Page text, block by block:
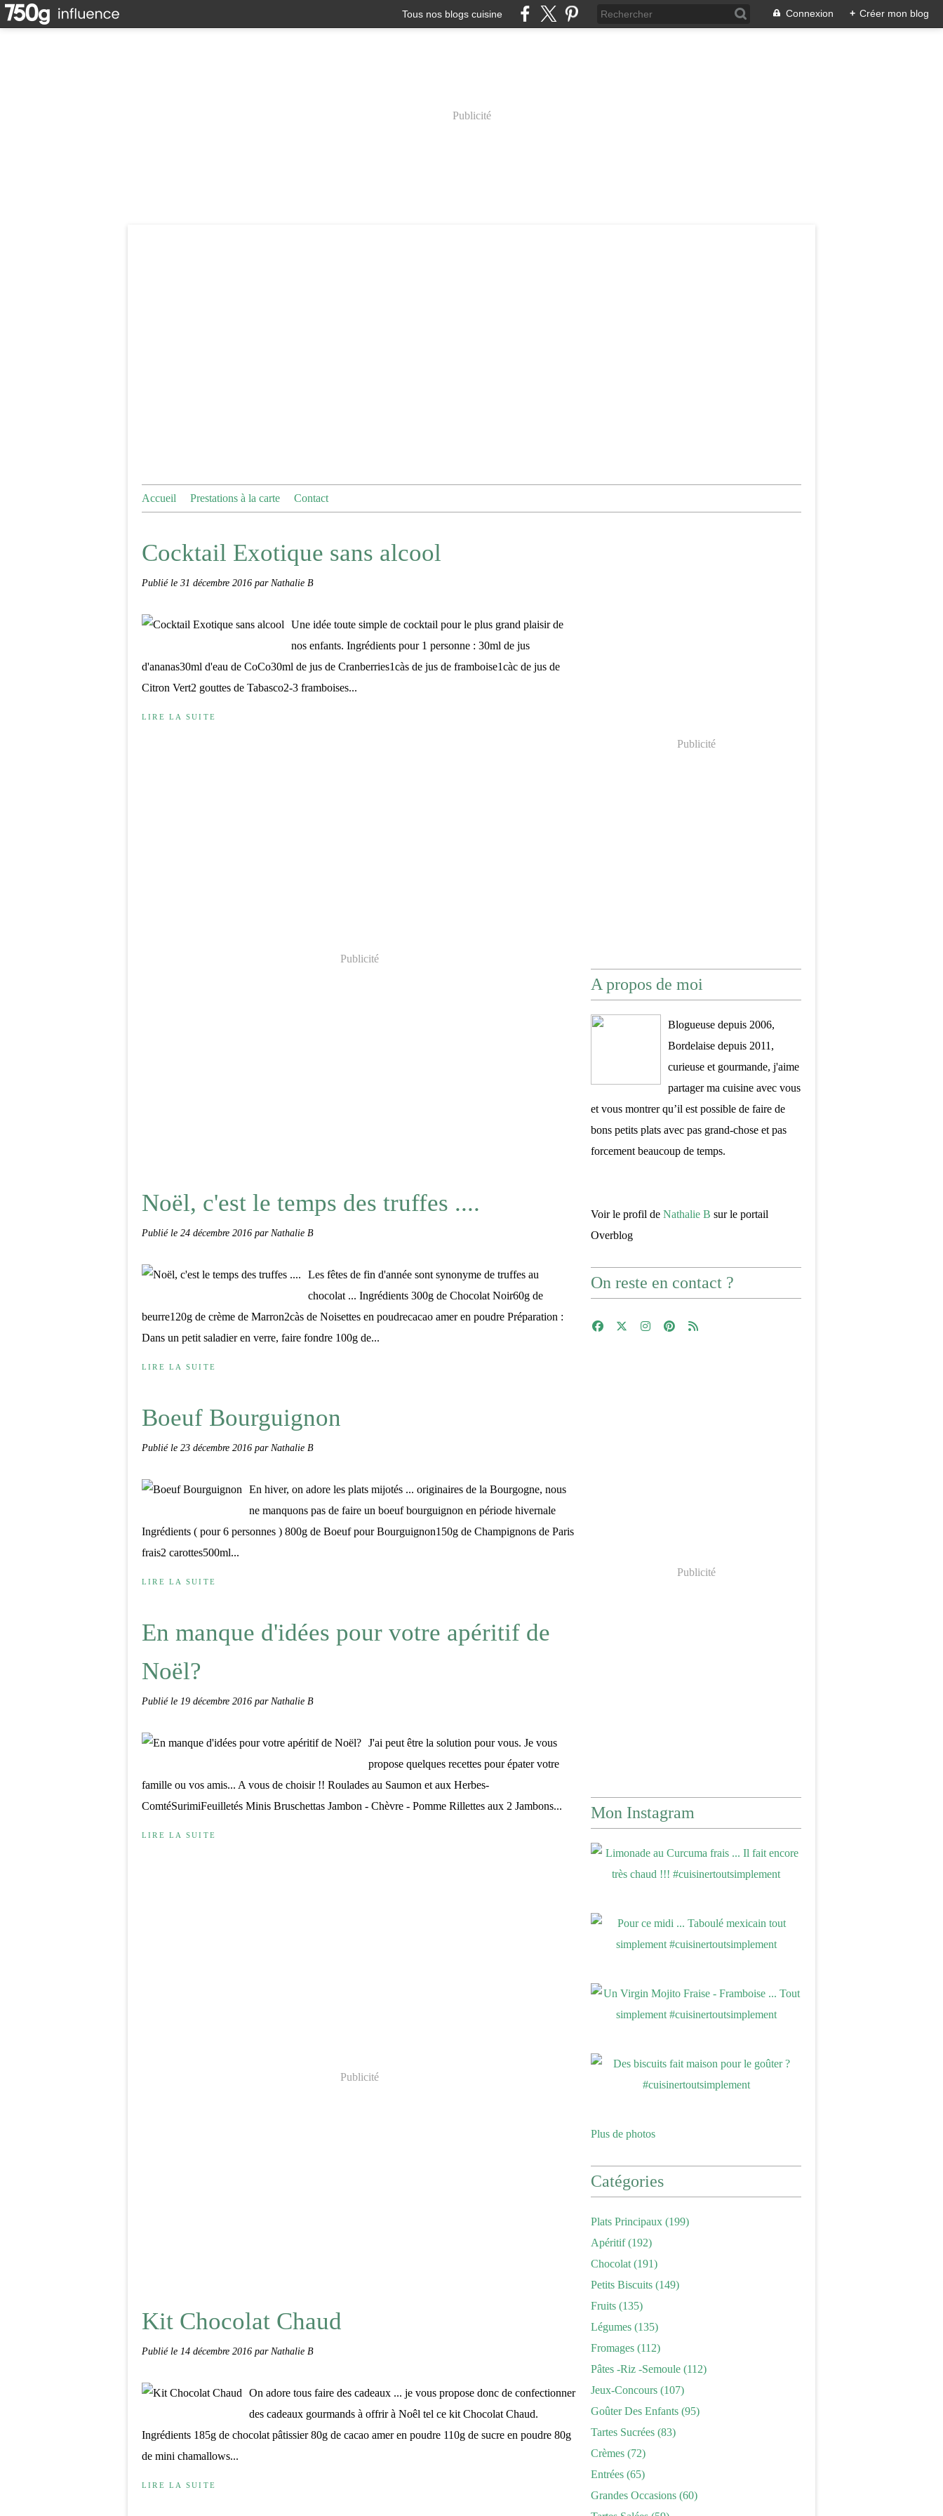
Tous nos blogs cuisine Connexion + Créer mon blog
Publicité
Accueil Prestations à la carte Contact
Cocktail Exotique sans alcool
Publié le 31 décembre 2016 par Nathalie B
Une idée toute simple de cocktail pour le plus grand plaisir de
nos enfants. Ingrédients pour 1 personne : 30ml de jus
d'ananas30ml d'eau de CoCo30ml de jus de Cranberries1càs de jus de framboise1càc de jus de
Citron Vert2 gouttes de Tabasco2-3 framboises...
LIRE LA SUITE
Publicité
Noël, c'est le temps des truffes ....
Publié le 24 décembre 2016 par Nathalie B
Les fêtes de fin d'année sont synonyme de truffes au
chocolat ... Ingrédients 300g de Chocolat Noir60g de
beurre120g de crème de Marron2càs de Noisettes en poudrecacao amer en poudre Préparation :
Dans un petit saladier en verre, faire fondre 100g de...
LIRE LA SUITE
Boeuf Bourguignon
Publié le 23 décembre 2016 par Nathalie B
En hiver, on adore les plats mijotés ... originaires de la Bourgogne, nous
ne manquons pas de faire un boeuf bourguignon en période hivernale
Ingrédients ( pour 6 personnes ) 800g de Boeuf pour Bourguignon150g de Champignons de Paris
frais2 carottes500ml...
LIRE LA SUITE
En manque d'idées pour votre apéritif de
Noël?
Publié le 19 décembre 2016 par Nathalie B
J'ai peut être la solution pour vous. Je vous
propose quelques recettes pour épater votre
famille ou vos amis... A vous de choisir !! Roulades au Saumon et aux Herbes-
ComtéSurimiFeuilletés Minis Bruschettas Jambon - Chèvre - Pomme Rillettes aux 2 Jambons...
LIRE LA SUITE
Publicité
Kit Chocolat Chaud
Publié le 14 décembre 2016 par Nathalie B
On adore tous faire des cadeaux ... je vous propose donc de confectionner
des cadeaux gourmands à offrir à Noêl tel ce kit Chocolat Chaud.
Ingrédients 185g de chocolat pâtissier 80g de cacao amer en poudre 110g de sucre en poudre 80g
de mini chamallows...
LIRE LA SUITE
Publicité
A propos de moi
Blogueuse depuis 2006,
Bordelaise depuis 2011,
curieuse et gourmande, j'aime
partager ma cuisine avec vous
et vous montrer qu’il est possible de faire de
bons petits plats avec pas grand-chose et pas
forcement beaucoup de temps.
Voir le profil de Nathalie B sur le portail
Overblog
On reste en contact ?
Publicité
Mon Instagram
Plus de photos
Catégories
Plats Principaux (199)
Apéritif(192)
Chocolat (191)
Petits Biscuits (149)
Fruits (135)
Légumes (135)
Fromages (112)
Pâtes -riz -semoule (112)
Jeux-Concours (107)
Goûter Des Enfants (95)
Tartes Sucrées (83)
Crèmes (72)
Entrées (65)
Grandes Occasions (60)